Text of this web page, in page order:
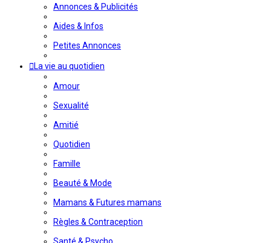
Annonces & Publicités
Aides & Infos
Petites Annonces
La vie au quotidien
Amour
Sexualité
Amitié
Quotidien
Famille
Beauté & Mode
Mamans & Futures mamans
Règles & Contraception